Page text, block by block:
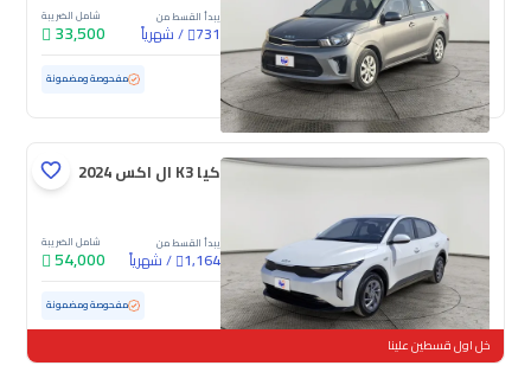
يبدأ القسط من
731
/شهرياً
شامل الضريبة
33,500
مستعملة 105,177 كم مفحوصة ومضمونة
كيا K3 ال اكس 2024
يبدأ القسط من
1,164
/شهرياً
شامل الضريبة
54,000
مستعملة 82,243 كم مفحوصة ومضمونة
خل اول قسطين علينا